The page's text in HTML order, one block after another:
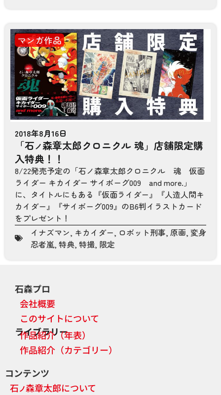
マンガ作品
2018年8月16日
「石ノ森章太郎クロニクル 魂」店舗限定購
入特典！！
8/22発売予定の「石ノ森章太郎クロニクル 魂 仮面
ライダー キカイダー サイボーグ009 and more.」
に、タイトルにもある『仮面ライダー』『人造人間キ
カイダー』『サイボーグ009』のB6判イラストカード
をプレゼント！
イナズマン, キカイダー, ロボット刑事, 原画, 変身
忍者嵐, 特典, 特撮, 限定
石森プロ
会社概要
このサイトについて
ライブラリー
作品紹介（年表）
作品紹介（カテゴリー）
コンテンツ
石ノ森章太郎について